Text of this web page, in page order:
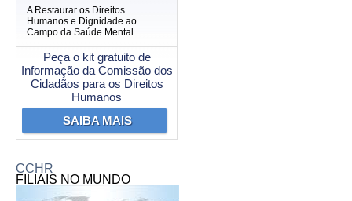
A Restaurar os Direitos
Humanos e Dignidade ao
Campo da Saúde Mental
Peça o kit gratuito de
Informação da Comissão dos
Cidadãos para os Direitos
Humanos
SAIBA MAIS
CCHR
FILIAIS NO MUNDO